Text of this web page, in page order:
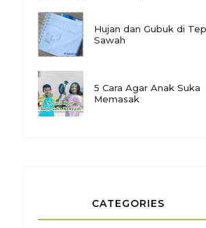
Hujan dan Gubuk di
Sawah
5 Cara Agar Anak Suka
Memasak
CATEGORIES